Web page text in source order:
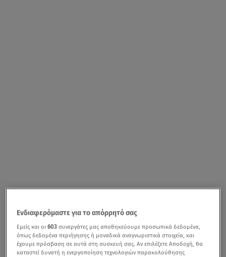
Ενδιαφερόμαστε για το απόρρητό σας
Εμείς και οι603 συνεργάτες μας αποθηκεύουμε προσωπικά δεδομένα,
όπως δεδομένα περιήγησης ή μοναδικά αναγνωριστικά στοιχεία, και
έχουμε πρόσβαση σε αυτά στη συσκευή σας. Αν επιλέξετε Αποδοχή, θα
καταστεί δυνατή η ενεργοποίηση τεχνολογιών παρακολούθησης